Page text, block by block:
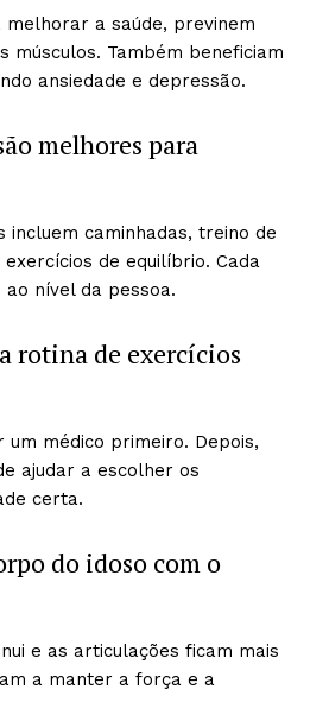
melhorar a saúde, previnem
músculos. Também beneficiam
ansiedade e depressão.
melhores para
incluem caminhadas, treino de
de equilíbrio. Cada
nível da pessoa.
rotina de exercícios
médico primeiro. Depois,
ajudar a escolher os
certa.
do idoso com o
e as articulações ficam mais
a manter a força e a